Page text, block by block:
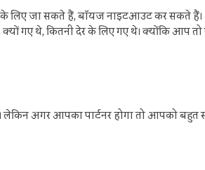
लिए जा सकते हैं, बॉयज नाइटआउट कर सकते
गए थे, कितनी देर के लिए गए थे। क्‍योंकि आप
अगर आपका पार्टनर होगा तो आपको बहुत